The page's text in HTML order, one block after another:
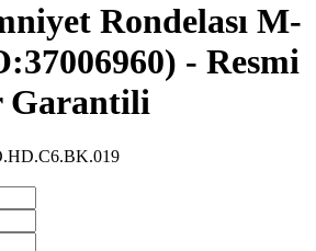
Rondelası M-
- Resmi
Garantili